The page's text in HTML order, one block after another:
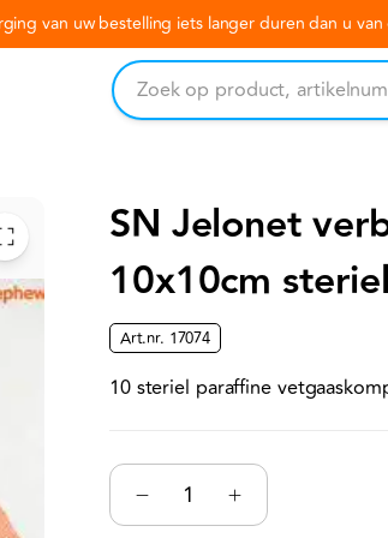
van uw bestelling iets langer duren dan u
SN Jelonet
10x10cm
Art.nr. 17074
10 steriel paraffine